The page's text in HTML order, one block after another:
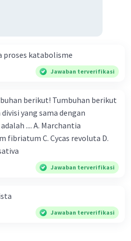
22
02:41
proses katabolisme
Jawaban terverifikasi
berikut! Tumbuhan berikut
yang sama dengan
.... A. Marchantia
fibriatum C. Cycas revoluta D.
Jawaban terverifikasi
Jawaban terverifikasi